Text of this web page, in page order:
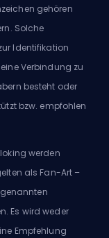
gehören
Solche
Identifikation
Verbindung zu
besteht oder
bzw. empfohlen
werden
als Fan-Art –
Es wird weder
Empfehlung